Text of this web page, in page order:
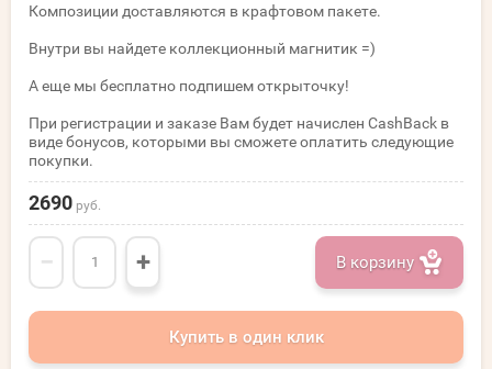
Композиции доставляются в крафтовом пакете.
Внутри вы найдете коллекционный магнитик =)
А еще мы бесплатно подпишем открыточку!
При регистрации и заказе Вам будет начислен CashBack в
виде бонусов, которыми вы сможете оплатить следующие
покупки.
2690 руб.
− + В корзину
Купить в один клик